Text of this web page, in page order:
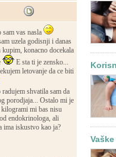
vas nasla
uzela godisnji i danas
kupim, konacno docekala
E sta ti je zensko...
letovanje da ce biti
shvatila sam da
porodjaja... Ostalo mi je
mi bas nisu
endokrinologa, ali
ima iskustvo kao ja?